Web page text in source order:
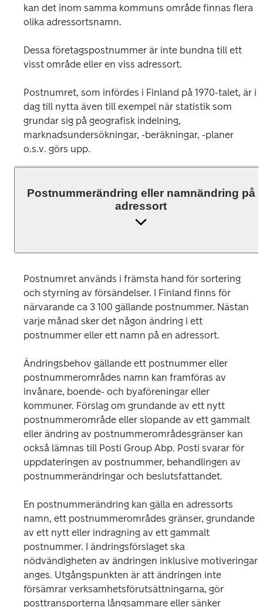
kan det inom samma kommuns område finnas flera
olika adressortsnamn.
Dessa företagspostnummer är inte bundna till ett
visst område eller en viss adressort.
Postnumret, som infördes i Finland på 1970-talet, är i
dag till nytta även till exempel när statistik som
grundar sig på geografisk indelning,
marknadsundersökningar, -beräkningar, -planer
o.s.v. görs upp.
Postnummerändring eller namnändring på
adressort
Postnumret används i främsta hand för sortering
och styrning av försändelser. I Finland finns för
närvarande ca 3 100 gällande postnummer. Nästan
varje månad sker det någon ändring i ett
postnummer eller ett namn på en adressort.
Ändringsbehov gällande ett postnummer eller
postnummerområdes namn kan framföras av
invånare, boende- och byaföreningar eller
kommuner. Förslag om grundande av ett nytt
postnummerområde eller slopande av ett gammalt
eller ändring av postnummerområdesgränser kan
också lämnas till Posti Group Abp. Posti svarar för
uppdateringen av postnummer, behandlingen av
postnummerändringar och beslutsfattandet.
En postnummerändring kan gälla en adressorts
namn, ett postnummerområdes gränser, grundande
av ett nytt eller indragning av ett gammalt
postnummer. I ändringsförslaget ska
nödvändigheten av ändringen inklusive motiveringar
anges. Utgångspunkten är att ändringen inte
försämrar verksamhetsförutsättningarna, gör
posttransporterna långsammare eller sänker